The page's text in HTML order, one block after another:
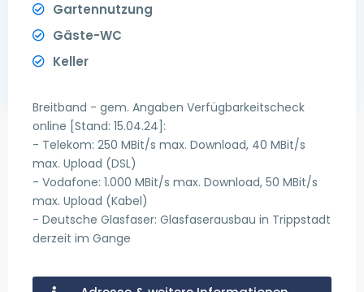
Gartennutzung
Gäste-WC
Keller
Breitband - gem. Angaben Verfügbarkeitscheck
online [Stand: 15.04.24]:
- Telekom: 250 MBit/s max. Download, 40 MBit/s
max. Upload (DSL)
- Vodafone: 1.000 MBit/s max. Download, 50 MBit/s
max. Upload (Kabel)
- Deutsche Glasfaser: Glasfaserausbau in Trippstadt
derzeit im Gange